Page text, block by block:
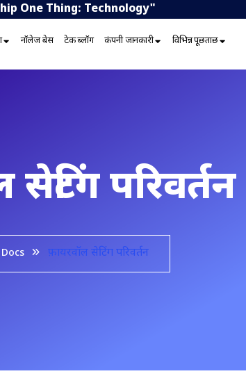
One Thing: Technology"
नॉलेज बेस टेक ब्लॉग कंपनी जानकारी विभिन्न पूछताछ
परिवर्तन
Docs फ़ायरवॉल सेटिंग परिवर्तन